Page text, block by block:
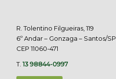
R. Tolentino Filgueiras, 119
6º Andar – Gonzaga – Santos/SP
CEP 11060-471
T.13 98844-0997